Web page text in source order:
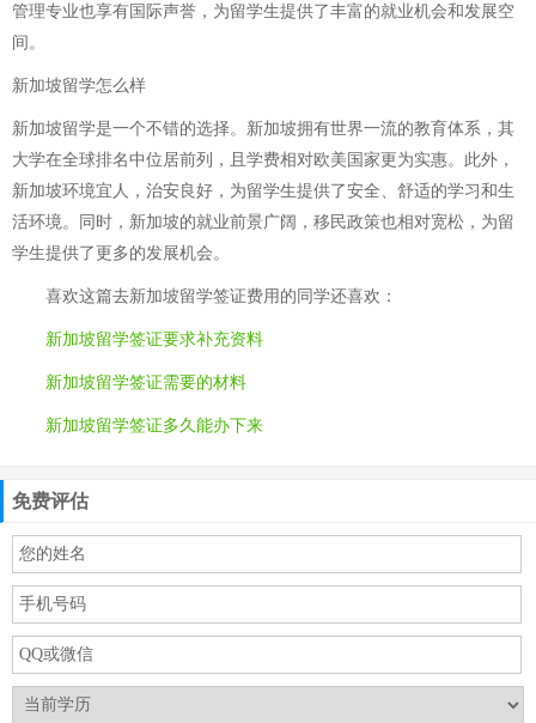
管理专业也享有国际声誉，为留学生提供了丰富的就业机会和发展空
间。
新加坡留学怎么样
新加坡留学是一个不错的选择。新加坡拥有世界一流的教育体系，其
大学在全球排名中位居前列，且学费相对欧美国家更为实惠。此外，
新加坡环境宜人，治安良好，为留学生提供了安全、舒适的学习和生
活环境。同时，新加坡的就业前景广阔，移民政策也相对宽松，为留
学生提供了更多的发展机会。
喜欢这篇去新加坡留学签证费用 的同学还喜欢：
新加坡留学签证要求补充资料
新加坡留学签证需要的材料
新加坡留学签证多久能办下来
免费评估